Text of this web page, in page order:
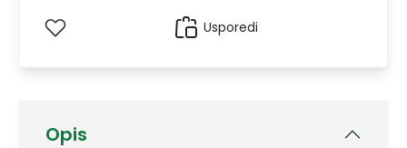
Opis
Usporedi